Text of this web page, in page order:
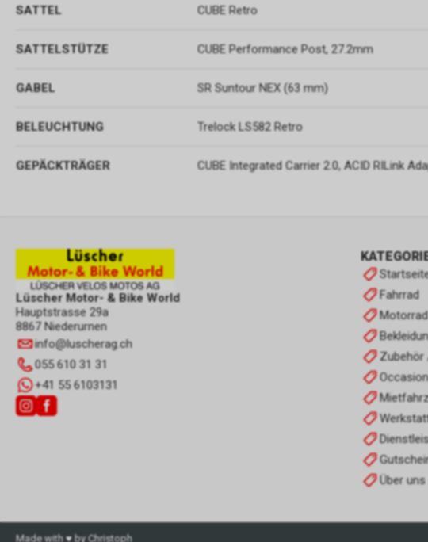
SATTEL CUBE Retro
SATTELSTÜTZE CUBE Performance Post, 27.2mm
GABEL SR Suntour NEX (63 mm)
BELEUCHTUNG Trelock LS582 Retro
GEPÄCKTRÄGER CUBE Integrated Carrier 2.0, ACID RILink
Lüscher Motor- & Bike World
Hauptstrasse 29a
8867 Niederurnen
info@luscherag.ch
055 610 31 31
+41 55 6103131
Fahrrad
Motorrad
Zubehör
Über uns
Made with ♥ by Christoph